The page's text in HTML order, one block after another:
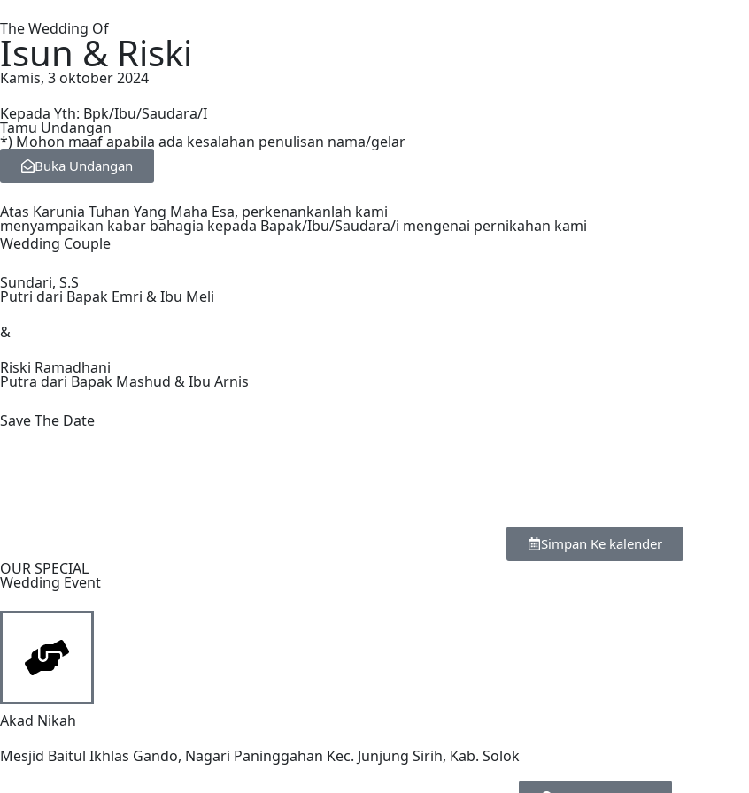
The Wedding Of
Isun & Riski
Kamis, 3 oktober 2024
Kepada Yth: Bpk/Ibu/Saudara/I
Tamu Undangan
*) Mohon maaf apabila ada kesalahan penulisan nama/gelar
Buka Undangan
Atas Karunia Tuhan Yang Maha Esa, perkenankanlah kami
menyampaikan kabar bahagia kepada Bapak/Ibu/Saudara/i mengenai pernikahan kami
Wedding Couple
&
Save The Date
Simpan Ke kalender
OUR SPECIAL
Wedding Event
Akad Nikah
Mesjid Baitul Ikhlas Gando, Nagari Paninggahan Kec. Junjung Sirih, Kab. Solok